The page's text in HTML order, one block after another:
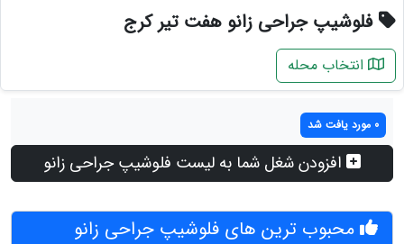
فلوشیپ جراحی زانو هفت تیر کرج
انتخاب محله
0 مورد یافت شد
افزودن شغل شما به لیست فلوشیپ جراحی زانو
محبوب ترین های فلوشیپ جراحی زانو